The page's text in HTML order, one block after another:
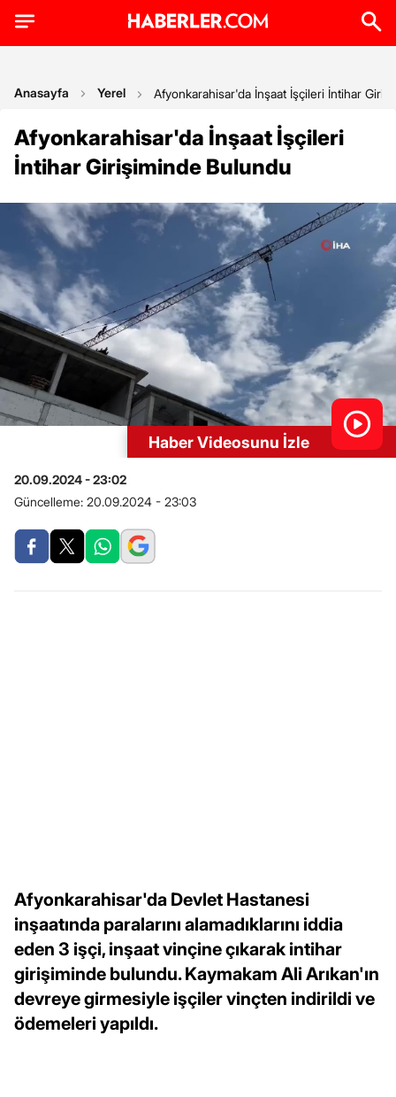
Anasayfa Yerel Afyonkarahisar'da İnşaat İşçileri İntihar
Afyonkarahisar'da İnşaat İşçileri
İntihar Girişiminde Bulundu
Haber Videosunu İzle
20.09.2024 - 23:02
Güncelleme: 20.09.2024 - 23:03
Afyonkarahisar'da Devlet Hastanesi
inşaatında paralarını alamadıklarını iddia
eden 3 işçi, inşaat vinçine çıkarak intihar
girişiminde bulundu. Kaymakam Ali Arıkan'ın
devreye girmesiyle işçiler vinçten indirildi ve
ödemeleri yapıldı.